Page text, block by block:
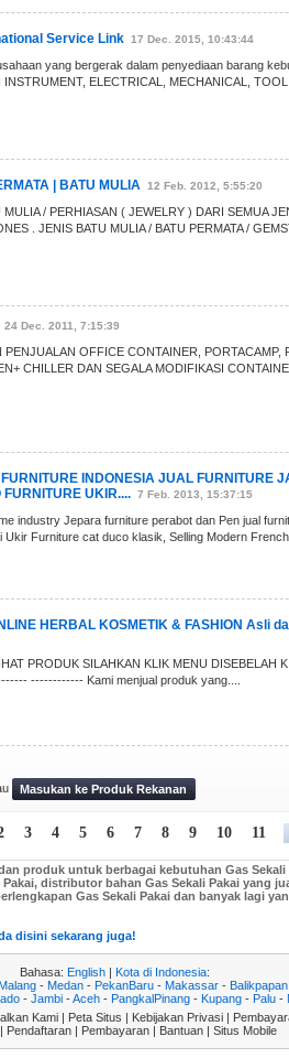
Service Link 17 Dec. 2015, 10:43:44
yang bergerak dalam penyediaan barang
ELECTRICAL, MECHANICAL,
| BATU MULIA 12 Feb. 2012, 5:55:20
/ PERHIASAN ( JEWELRY ) DARI SEMUA
. JENIS BATU MULIA / BATU PERMATA /
24 Dec. 2011, 7:15:39
PENJUALAN OFFICE CONTAINER, PORTACAMP,
CHILLER DAN SEGALA MODIFIKASI
INDONESIA JUAL FURNITURE
FURNITURE UKIR.... 7 Feb. 2013, 15:37:15
industry Jepara furniture perabot dan Pen jual
Furniture cat duco klasik, Selling Modern
HERBAL KOSMETIK & FASHION Asli
PRODUK SILAHKAN KLIK MENU DISEBELAH
------------ Kami menjual produk yang....
Masukan ke Produk Rekanan
3 4 5 6 7 8 9 10 11
produk untuk berbagai kebutuhan Gas
distributor bahan Gas Sekali Pakai yang
Gas Sekali Pakai dan banyak lagi
disini sekarang juga!
Bahasa: English| Kota di Indonesia:
- Medan- PekanBaru- Makassar- Balikpapan
- Jambi -Aceh - PangkalPinang - Kupang - Palu -
Kami | Peta Situs | Kebijakan Privasi |
| Pendaftaran| Pembayaran| Bantuan| Situs Mobile